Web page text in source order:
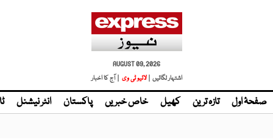
AUGUST 09, 2026
اشتہار لگائیں | لائیو ٹی وی | آج کا اخبار
صفحۂ اول تازہ ترین کھیل خاص خبریں پاکستان انٹر نیشنل